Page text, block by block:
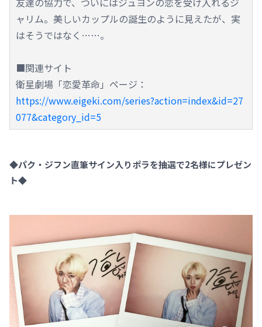
ャリム。美しいカップルの誕生のように見えたが、実
はそうではなく……。
■関連サイト
衛星劇場「恋愛革命」ページ：
https://www.eigeki.com/series?action=index&id=27
077&category_id=5
◆パク・ジフン直筆サイン入りポラを抽選で2名様にプレゼン
ト◆